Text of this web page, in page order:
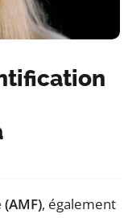
, également